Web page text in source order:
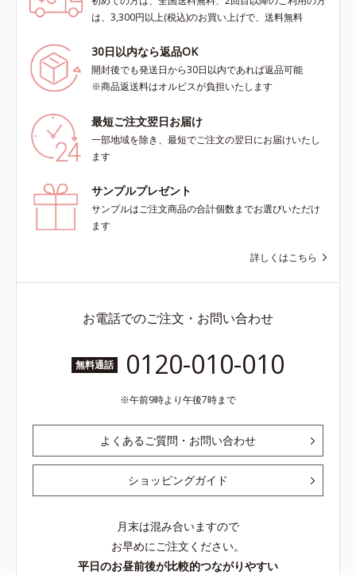
は、3,300円以上(税込)のお買い上げで、送料無料
30日以内なら返品OK
開封後でも発送日から30日以内であれば返品可能
※商品返送料はオルビスが負担いたします
最短ご注文翌日お届け
一部地域を除き、最短でご注文の翌日にお届けいたし
ます
サンプルプレゼント
サンプルはご注文商品の合計個数までお選びいただけ
ます
詳しくはこちら
お電話でのご注文・お問い合わせ
無料通話 0120-010-010
午前9時より午後7時まで
よくあるご質問・お問い合わせ
ショッピングガイド
月末は混み合いますので
お早めにご注文ください。
平日のお昼前後が比較的つながりやすい